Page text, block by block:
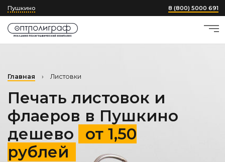
Пушкино 8 (800) 5000 691
Главная › Листовки
Печать листовок и
флаеров в Пушкино
дешево
от 1,50
рублей